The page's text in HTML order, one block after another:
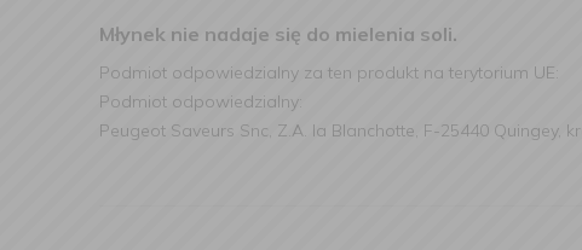
Młynek nie nadaje się do mielenia soli.
Podmiot odpowiedzialny za ten produkt na terytorium UE:
Podmiot odpowiedzialny:
Peugeot Saveurs Snc, Z.A. la Blanchotte, F-25440 Quingey,